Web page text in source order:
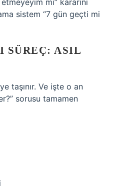
mi” kararını
sistem “7 gün geçti mi
SÜREÇ: ASIL
taşınır. Ve işte o an
sorusu tamamen